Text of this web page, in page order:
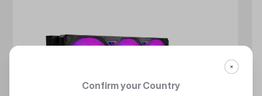
Confirm your Country